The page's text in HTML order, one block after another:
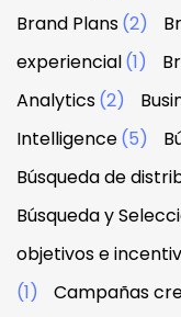
Brand Plans(2)
experiencial(1)
Analytics(2)
Intelligence(5)
Búsqueda de
Búsqueda y
objetivos e
(1)
Campañas